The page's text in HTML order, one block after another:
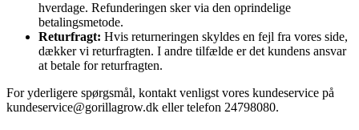
hverdage. Refunderingen sker via den oprindelige
betalingsmetode.
Returfragt: Hvis returneringen skyldes en fejl fra vores side,
dækker vi returfragten. I andre tilfælde er det kundens ansvar
at betale for returfragten.
For yderligere spørgsmål, kontakt venligst vores kundeservice på
kundeservice@gorillagrow.dk eller telefon 24798080.